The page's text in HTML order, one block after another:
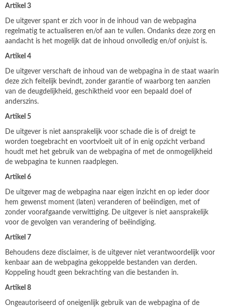
Artikel 3
De uitgever spant er zich voor in de inhoud van de webpagina
regelmatig te actualiseren en/of aan te vullen. Ondanks deze zorg en
aandacht is het mogelijk dat de inhoud onvolledig en/of onjuist is.
Artikel 4
De uitgever verschaft de inhoud van de webpagina in de staat waarin
deze zich feitelijk bevindt, zonder garantie of waarborg ten aanzien
van de deugdelijkheid, geschiktheid voor een bepaald doel of
anderszins.
Artikel 5
De uitgever is niet aansprakelijk voor schade die is of dreigt te
worden toegebracht en voortvloeit uit of in enig opzicht verband
houdt met het gebruik van de webpagina of met de onmogelijkheid
de webpagina te kunnen raadplegen.
Artikel 6
De uitgever mag de webpagina naar eigen inzicht en op ieder door
hem gewenst moment (laten) veranderen of beëindigen, met of
zonder voorafgaande verwittiging. De uitgever is niet aansprakelijk
voor de gevolgen van verandering of beëindiging.
Artikel 7
Behoudens deze disclaimer, is de uitgever niet verantwoordelijk voor
kenbaar aan de webpagina gekoppelde bestanden van derden.
Koppeling houdt geen bekrachting van die bestanden in.
Artikel 8
Ongeautoriseerd of oneigenlijk gebruik van de webpagina of de